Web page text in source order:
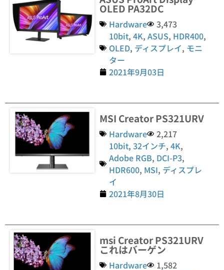
OLED PA32DC
Hardware
3,473
10bit,4K,ASUS, HDR400,
OLED, ディスプレイ, モニ
ター
2021年9月03日
MSI Creator PS321URV
Hardware
2,217
10bit,32インチ,4K,
Adobe RGB, DCI-P3,
HDR600, MSI, ディスプレ
イ
2021年8月30日
msi Creator PS321URV
これはバーゲン
Hardware
1,582